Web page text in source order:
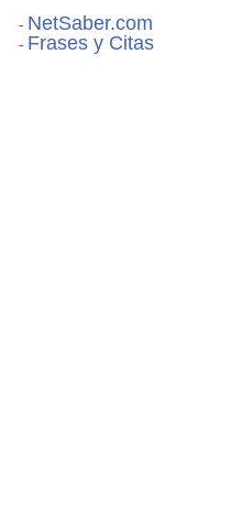
- NetSaber.com
- Frases y Citas